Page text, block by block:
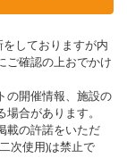
しておりますが内
ご確認の上おでかけ
の開催情報、施設の
合があります。
載の許諾をいただ
次使用)は禁止で